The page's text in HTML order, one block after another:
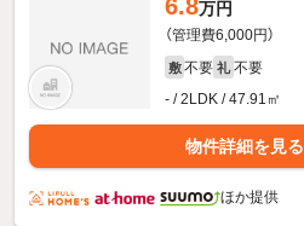
6.8万円
（管理費6,000円）
敷 不要 礼 不要
- / 2LDK / 47.91㎡
物件詳細を見る
ほか提供